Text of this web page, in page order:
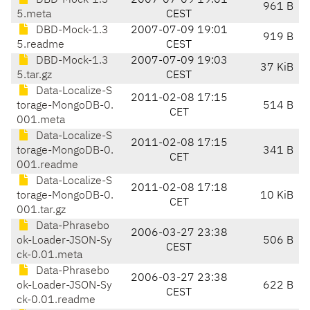
5.meta
CEST
961 B
DBD-Mock-1.3
5.readme
2007-07-09 19:01
CEST
919 B
DBD-Mock-1.3
5.tar.gz
2007-07-09 19:03
CEST
37 KiB
Data-Localize-S
torage-MongoDB-0.
001.meta
2011-02-08 17:15
CET
514 B
Data-Localize-S
torage-MongoDB-0.
001.readme
2011-02-08 17:15
CET
341 B
Data-Localize-S
torage-MongoDB-0.
001.tar.gz
2011-02-08 17:18
CET
10 KiB
Data-Phrasebo
ok-Loader-JSON-Sy
ck-0.01.meta
2006-03-27 23:38
CEST
506 B
Data-Phrasebo
ok-Loader-JSON-Sy
ck-0.01.readme
2006-03-27 23:38
CEST
622 B